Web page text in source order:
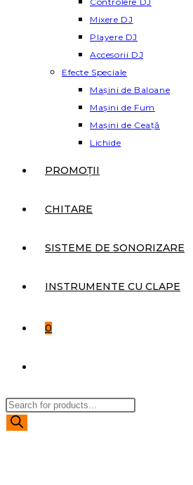
Mixere DJ
Playere DJ
Accesorii DJ
Efecte Speciale
Mașini de Baloane
Mașini de Fum
Mașini de Ceață
Lichide
PROMOȚII
CHITARE
SISTEME DE SONORIZARE
INSTRUMENTE CU CLAPE
0
WEBSITE
Products
search